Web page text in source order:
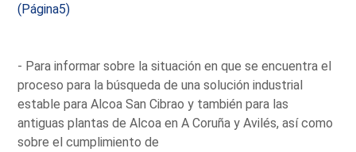
(Página5)
- Para informar sobre la situación en que se encuentra el
proceso para la búsqueda de una solución industrial
estable para Alcoa San Cibrao y también para las
antiguas plantas de Alcoa en A Coruña y Avilés, así como
sobre el cumplimiento de